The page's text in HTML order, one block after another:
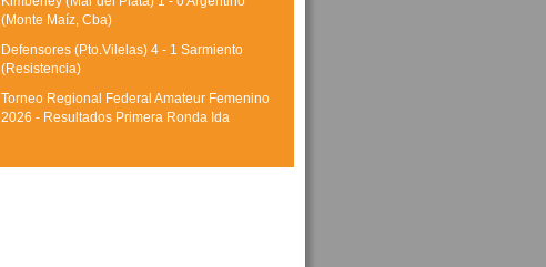
(Monte Maíz, Cba)
Defensores (Pto.Vilelas) 4 - 1 Sarmiento
(Resistencia)
Torneo Regional Federal Amateur Femenino
2026 - Resultados Primera Ronda Ida